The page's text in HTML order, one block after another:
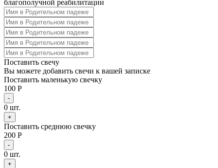
благополучной реабилитации
Поставить свечу
Вы можете добавить свечи к вашей записке
Поставить маленькую свечку
100 Р
-
0 шт.
+
Поставить среднюю свечку
200 Р
-
0 шт.
+